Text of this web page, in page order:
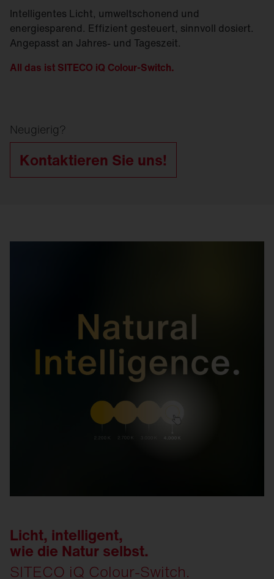
Intelligentes Licht, umweltschonend und
energiesparend. Effizient gesteuert, sinnvoll dosiert.
Angepasst an Jahres- und Tageszeit.
All das ist SITECO iQ Colour-Switch.
Neugierig?
Kontaktieren Sie uns!
Licht, intelligent,
wie die Natur selbst.
SITECO iQ Colour-Switch.